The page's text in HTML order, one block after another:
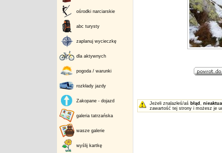
ośrodki narciarskie
abc turysty
zaplanuj wycieczkę
dla aktywnych
pogoda / warunki
rozkłady jazdy
Zakopane - dojazd
galeria tatrzańska
wasze galerie
wyślij kartkę
Jeżeli znalazłeś/aś błąd ,
zawartość tej strony i możesz je